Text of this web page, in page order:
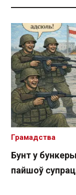
Бунт у
пайшоў
Грамадства